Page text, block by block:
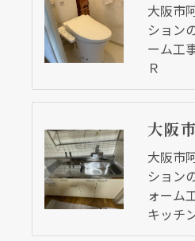
大阪市
ション
ーム工
Ｒ
大阪市
ション
ォーム
キッチ